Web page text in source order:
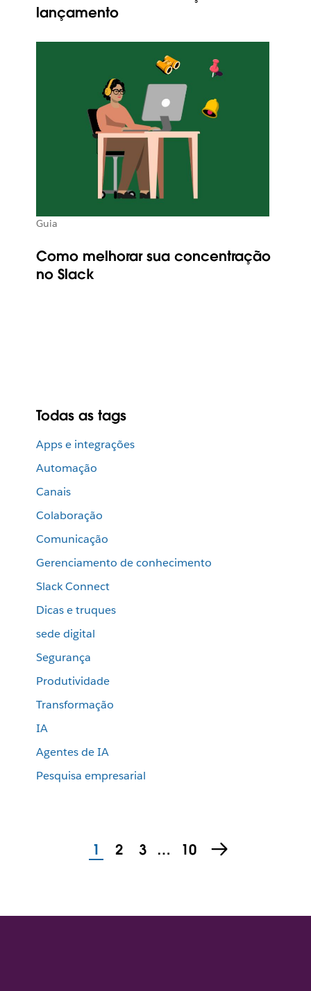
lançamento
Guia
Como melhorar sua concentração
no Slack
Todas as tags
Apps e integrações
Automação
Canais
Colaboração
Comunicação
Gerenciamento de conhecimento
Slack Connect
Dicas e truques
sede digital
Segurança
Produtividade
Transformação
IA
Agentes de IA
Pesquisa empresarial
1 2 3 … 10